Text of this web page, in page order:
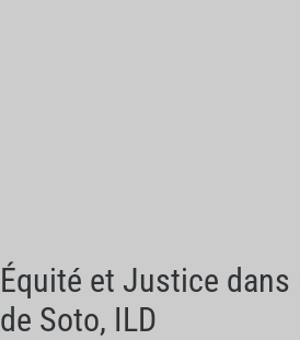
Équité et Justice
de Soto, ILD